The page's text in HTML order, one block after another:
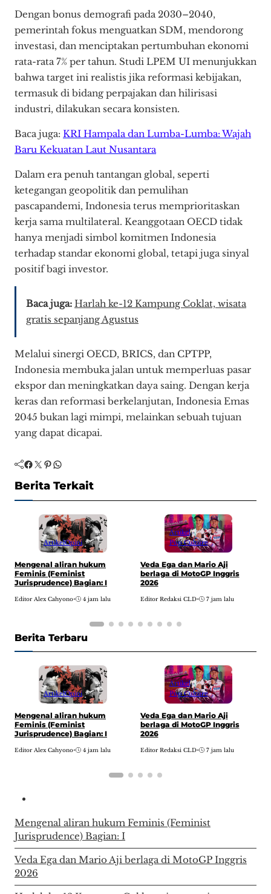
Dengan bonus demografi pada 2030–2040,
pemerintah fokus menguatkan SDM, mendorong
investasi, dan menciptakan pertumbuhan ekonomi
rata-rata 7% per tahun. Studi LPEM UI menunjukkan
bahwa target ini realistis jika reformasi kebijakan,
termasuk di bidang perpajakan dan hilirisasi
industri, dilakukan secara konsisten.
Baca juga: KRI Hampala dan Lumba-Lumba: Wajah
Baru Kekuatan Laut Nusantara
Dalam era penuh tantangan global, seperti
ketegangan geopolitik dan pemulihan
pascapandemi, Indonesia terus memprioritaskan
kerja sama multilateral. Keanggotaan OECD tidak
hanya menjadi simbol komitmen Indonesia
terhadap standar ekonomi global, tetapi juga sinyal
positif bagi investor.
Baca juga: Harlah ke-12 Kampung Coklat, wisata
gratis sepanjang Agustus
Melalui sinergi OECD, BRICS, dan CPTPP,
Indonesia membuka jalan untuk memperluas pasar
ekspor dan meningkatkan daya saing. Dengan kerja
keras dan reformasi berkelanjutan, Indonesia Emas
2045 bukan lagi mimpi, melainkan sebuah tujuan
yang dapat dicapai.
Facebook Twitter Pinterest WhatsApp
Berita Terkait
ArtikelOpini
Mengenal aliran hukum
Feminis (Feminist
Jurisprudence) Bagian: I
Editor Alex Cahyono• 4 jam lalu
Artikel
Pop Culture
Veda Ega dan Mario Aji
berlaga di MotoGP Inggris
2026
Editor Redaksi CLD• 7 jam lalu
Berita Terbaru
ArtikelOpini
Mengenal aliran hukum
Feminis (Feminist
Jurisprudence) Bagian: I
Editor Alex Cahyono• 4 jam lalu
Artikel
Pop Culture
Veda Ega dan Mario Aji
berlaga di MotoGP Inggris
2026
Editor Redaksi CLD• 7 jam lalu
Mengenal aliran hukum Feminis (Feminist
Jurisprudence) Bagian: I
Veda Ega dan Mario Aji berlaga di MotoGP Inggris
2026